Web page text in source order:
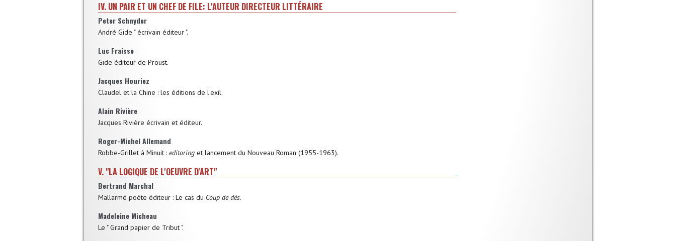
IV. UN PAIR ET UN CHEF DE FILE: L'AUTEUR DIRECTEUR LITTÉRAIRE
Peter Schnyder
André Gide " écrivain éditeur ".
Luc Fraisse
Gide éditeur de Proust.
Jacques Houriez
Claudel et la Chine : les éditions de l'exil.
Alain Rivière
Jacques Rivière écrivain et éditeur.
Roger-Michel Allemand
Robbe-Grillet à Minuit : editoring et lancement du Nouveau Roman (1955-1963).
V. "LA LOGIQUE DE L'OEUVRE D'ART"
Bertrand Marchal
Mallarmé poète éditeur : Le cas du Coup de dés.
Madeleine Micheau
Le " Grand papier de Tribut ".